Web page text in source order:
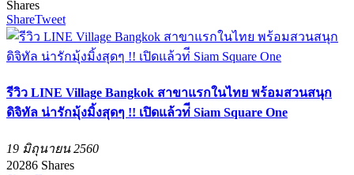
Shares
ShareTweet
รีวิว LINE Village Bangkok สาขาแรกในไทย พร้อมสวนสนุก
ดิจิทัล น่ารักมุ้งมิ้งสุดๆ !! เปิดแล้วท่ี Siam Square One
19 มิถุนายน 2560
20286 Shares